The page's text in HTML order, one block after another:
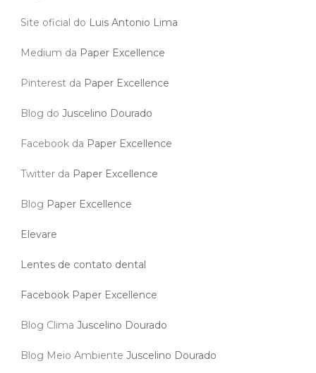
Site oficial do Luis Antonio Lima
Medium da Paper Excellence
Pinterest da Paper Excellence
Blog do Juscelino Dourado
Facebook da Paper Excellence
Twitter da Paper Excellence
Blog Paper Excellence
Elevare
Lentes de contato dental
Facebook Paper Excellence
Blog Clima Juscelino Dourado
Blog Meio Ambiente Juscelino Dourado